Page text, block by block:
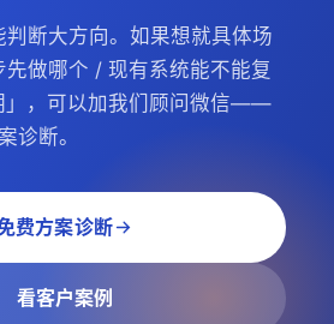
断大方向。如果想就具体场
先做哪个 / 现有系统能不能复
」，可以加我们顾问微信——
诊断。
费方案诊断
看客户案例